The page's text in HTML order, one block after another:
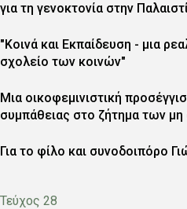
για τη γενοκτονία στην
"Κοινά και Εκπαίδευση - μια
σχολείο των κοινών"
Μια οικοφεμινιστική
συμπάθειας στο ζήτημα των
Για το φίλο και συνοδοιπόρο
Τεύχος 28